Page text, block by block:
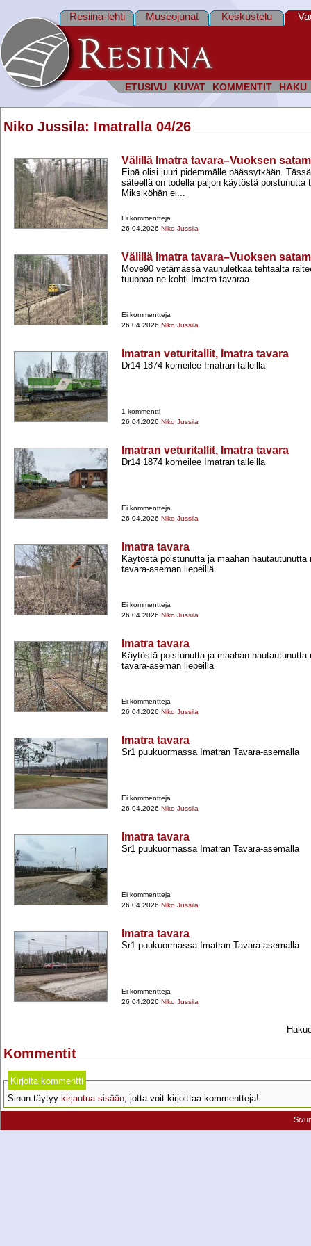
ETUSIVU KUVAT KOMMENTIT HAKU
Resiina-lehti Museojunat Keskustelu
Niko Jussila: Imatralla 04/26
Välillä Imatra tavara–Vuoksen
Eipä olisi juuri pidemmälle päässytkään.
säteellä on todella paljon käytöstä poistunutta
Miksiköhän ei...
Ei kommentteja
26.04.2026 Niko Jussila
Välillä Imatra tavara–Vuoksen
Move90 vetämässä vaunuletkaa tehtaalta
tuuppaa ne kohti Imatra tavaraa.
Ei kommentteja
26.04.2026 Niko Jussila
Imatran veturitallit, Imatra tavara
Dr14 1874 komeilee Imatran talleilla
1 kommentti
26.04.2026 Niko Jussila
Imatran veturitallit, Imatra tavara
Dr14 1874 komeilee Imatran talleilla
Ei kommentteja
26.04.2026 Niko Jussila
Imatra tavara
Käytöstä poistunutta ja maahan hautautunutta
tavara-​aseman liepeillä
Ei kommentteja
26.04.2026 Niko Jussila
Imatra tavara
Käytöstä poistunutta ja maahan hautautunutta
tavara-​aseman liepeillä
Ei kommentteja
26.04.2026 Niko Jussila
Imatra tavara
Sr1 puukuormassa Imatran Tavara-​asemalla
Ei kommentteja
26.04.2026 Niko Jussila
Imatra tavara
Sr1 puukuormassa Imatran Tavara-​asemalla
Ei kommentteja
26.04.2026 Niko Jussila
Imatra tavara
Sr1 puukuormassa Imatran Tavara-​asemalla
Ei kommentteja
26.04.2026 Niko Jussila
Kommentit
Kirjoita kommentti
Sinun täytyy kirjautua sisään, jotta voit kirjoittaa kommentteja!